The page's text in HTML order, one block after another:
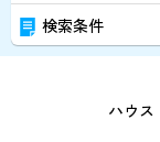
検索条件
ハウス